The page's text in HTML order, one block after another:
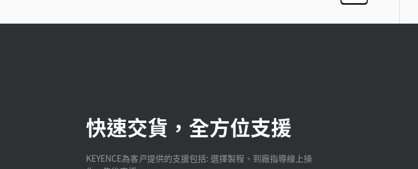
快速交貨，全方位支援
KEYENCE為客戸提供的支援包括: 選擇製程、到廠指導線上操